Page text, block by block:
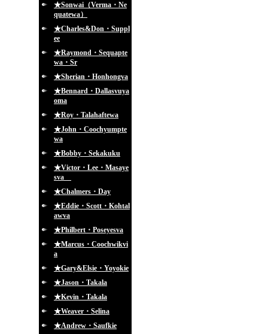
★Sonwai（Verma・Ne
quatewa）
★Charles&Don・Suppl
ee
★Raymond・Sequapte
wa・Sr
★Sherian・Honhongva
★Bennard・Dallasvuya
oma
★Roy・Talahaftewa
★John・Coochyumpte
wa
★Bobby・Sekakuku
★Victor・Lee・Masaye
sva
★Chalmers・Day
★Eddie・Scott・Kohtal
awva
★Philbert・Poseyesva
★Marcus・Coochwikvi
a
★Gary&Elsie・Yoyokie
★Jason・Takala
★Kevin・Takala
★Weaver・Selina
★Andrew・Saufkie